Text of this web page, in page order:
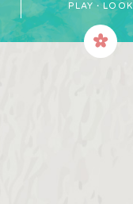
PLAY・LOOK